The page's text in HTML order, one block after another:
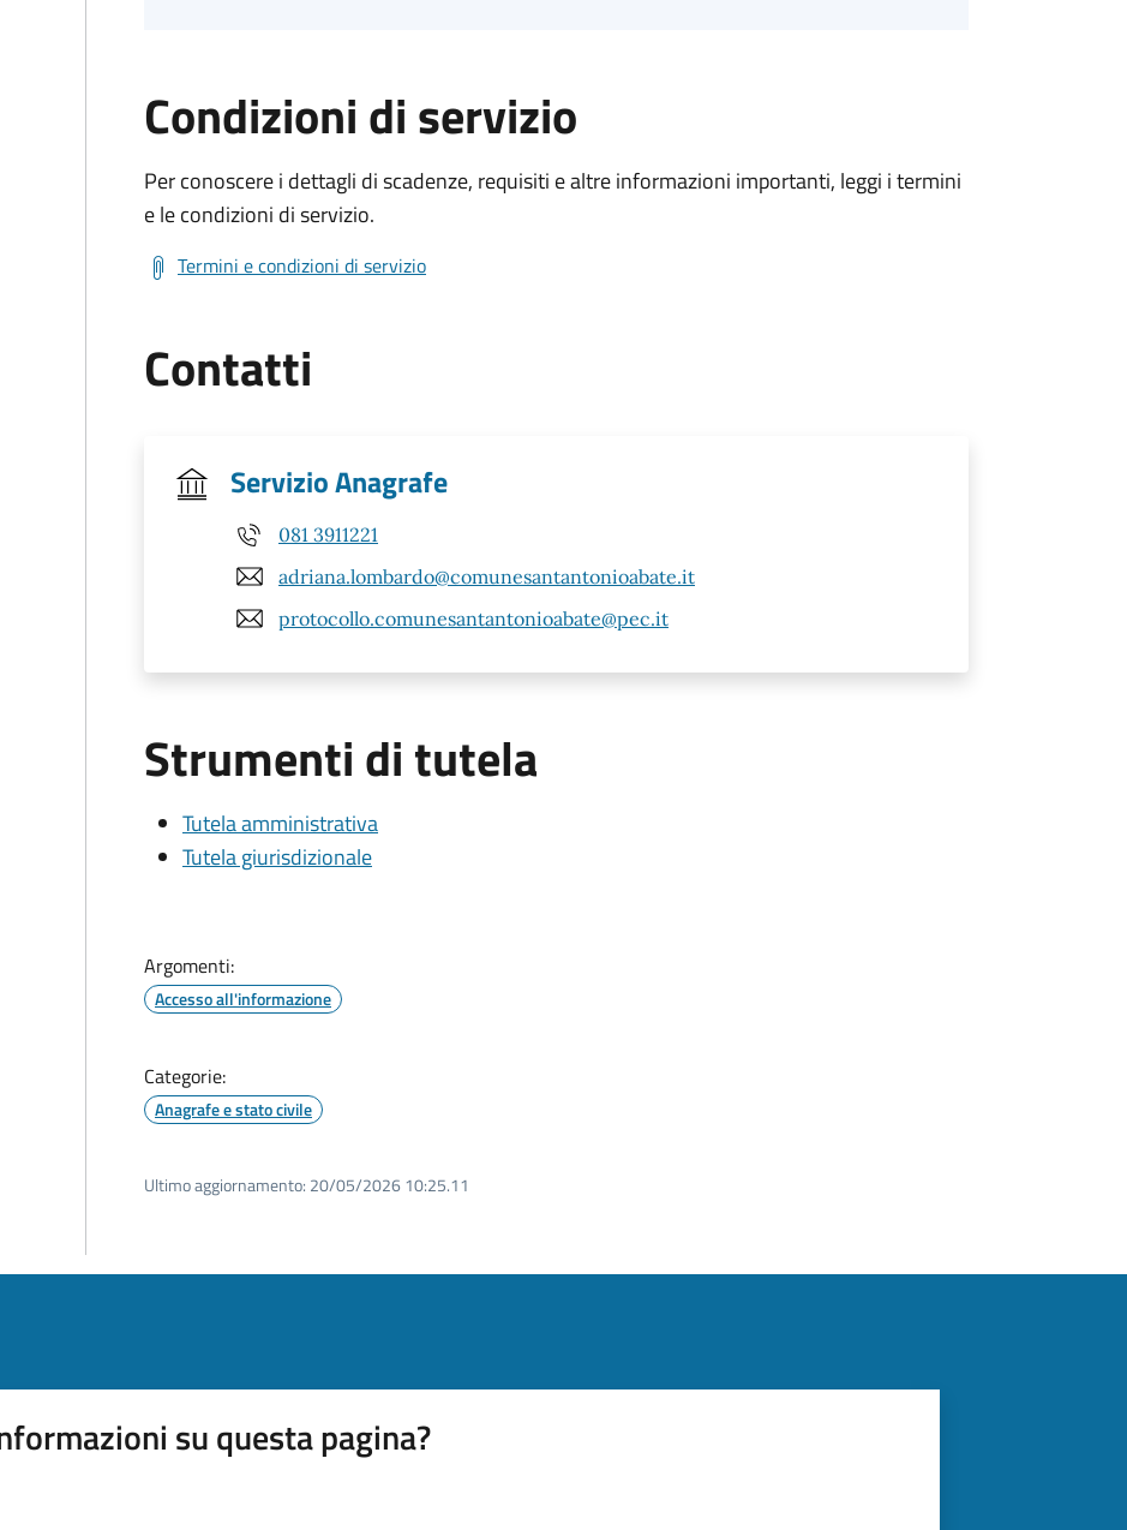
Condizioni di servizio
Per conoscere i dettagli di scadenze, requisiti e altre informazioni importanti, leggi i termini
e le condizioni di servizio.
Termini e condizioni di servizio
Contatti
Servizio Anagrafe
081 3911221
adriana.lombardo@comunesantantonioabate.it
protocollo.comunesantantonioabate@pec.it
Strumenti di tutela
Tutela amministrativa
Tutela giurisdizionale
Argomenti:
Accesso all'informazione
Categorie:
Anagrafe e stato civile
Ultimo aggiornamento: 20/05/2026 10:25.11
su questa pagina?